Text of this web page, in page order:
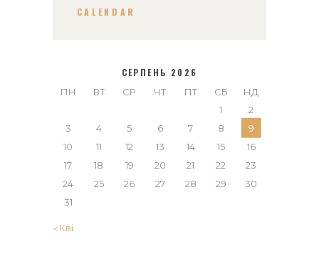
CALENDAR
СЕРПЕНЬ 2026
ПН ВТ СР ЧТ ПТ СБ
НД
1
2
3
4 5 6 7 8
9
10
11 12 13 14 15
16
17
18 19 20 21 22
23
24
25 26 27 28 29
30
31
« Кві